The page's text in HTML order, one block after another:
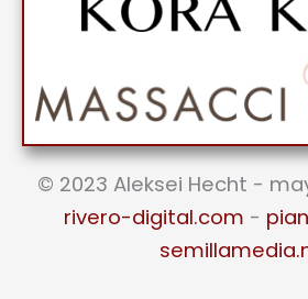
© 2023 Aleksei Hecht -
rivero-digital.com -